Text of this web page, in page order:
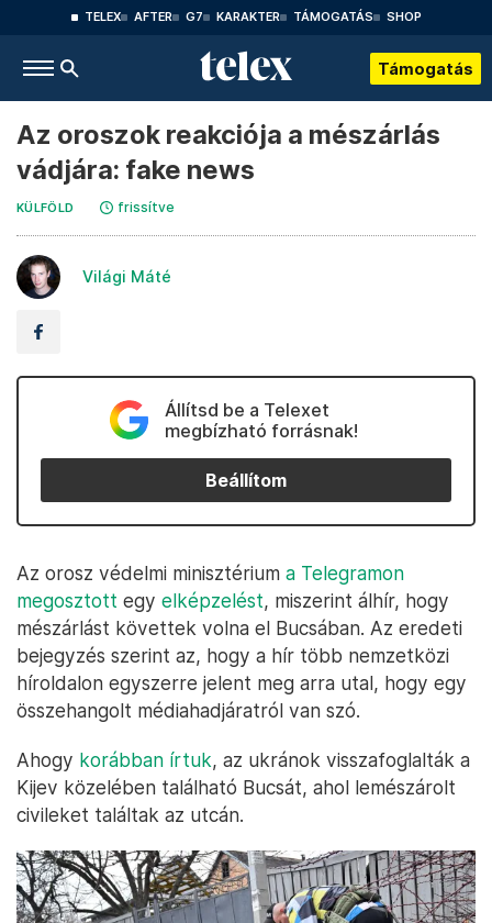
TELEX AFTER G7 KARAKTER TÁMOGATÁS SHOP
Támogatás
Az oroszok reakciója a mészárlás
vádjára: fake news
KÜLFÖLD frissítve
Világi Máté
Állítsd be a Telexet
megbízható forrásnak!
Beállítom
Az orosz védelmi minisztérium a Telegramon
megosztott egy elképzelést, miszerint álhír, hogy
mészárlást követtek volna el Bucsában. Az eredeti
bejegyzés szerint az, hogy a hír több nemzetközi
híroldalon egyszerre jelent meg arra utal, hogy egy
összehangolt médiahadjáratról van szó.
Ahogy korábban írtuk, az ukránok visszafoglalták a
Kijev közelében található Bucsát, ahol lemészárolt
civileket találtak az utcán.